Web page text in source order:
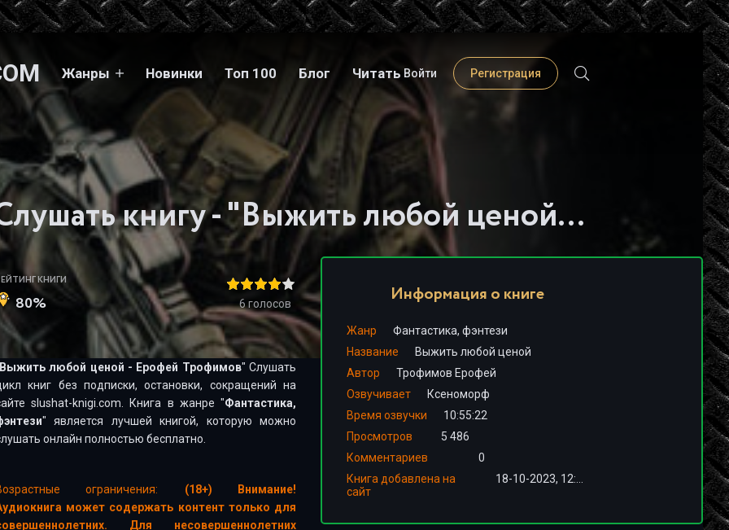
Жанры Новинки Топ 100 Блог Читать Войти Регистрация
Слушать книгу - "Выжить любой ценой - Ерофей Трофимов"
КНИГИ
80% 6голосов
Выжить любой ценой - Ерофей Трофимов" Слушать
книг без подписки, остановки, сокращений на
slushat-knigi.com. Книга в жанре "Фантастика,
" является лучшей книгой, которую можно
онлайн полностью бесплатно.
ограничения:
(18+) Внимание!
может содержать контент только для
Для несовершеннолетних
Информация о книге
Жанр
Фантастика, фэнтези
Название
Выжить любой ценой
Автор
Трофимов Ерофей
Озвучивает
Ксеноморф
Время озвучки
10:55:22
Просмотров
5 486
Комментариев
0
Книга добавлена на
сайт